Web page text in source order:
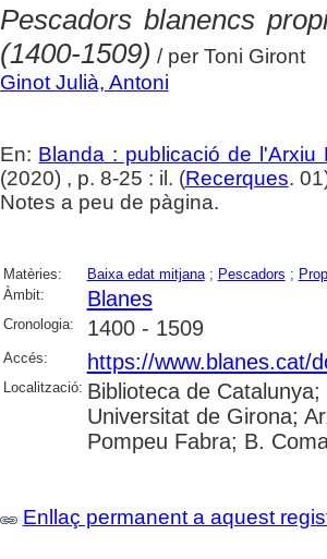
Pescadors blanencs
(1400-1509) / per Toni Giront
Ginot Julià, Antoni
En: Blanda : publicació de l'Arxiu
(2020) , p. 8-25 : il. (Recerques.
Notes a peu de pàgina.
Matèries: Baixa edat mitjana; Pescadors ;
Àmbit:
Blanes
Cronologia: 1400 - 1509
Accés: https://www.blanes.cat/
Localització: Biblioteca de
Universitat de Girona;
Pompeu Fabra; B.
Enllaç permanent a aquest